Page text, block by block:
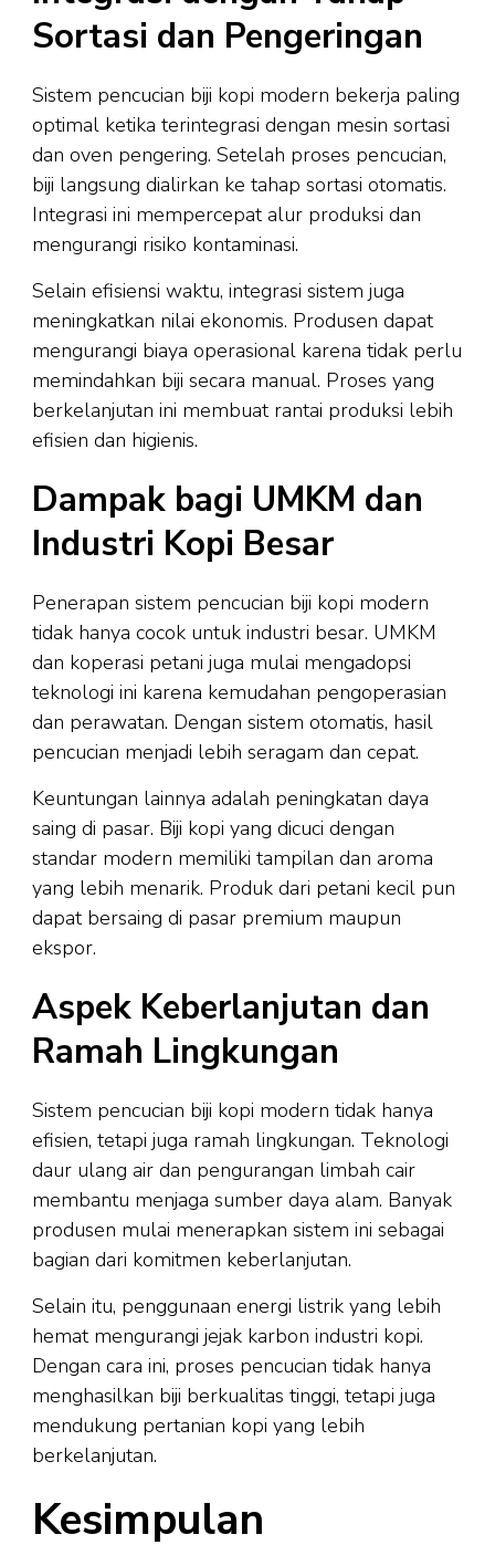
Sortasi dan Pengeringan
Sistem pencucian biji kopi modern bekerja paling
optimal ketika terintegrasi dengan mesin sortasi
dan oven pengering. Setelah proses pencucian,
biji langsung dialirkan ke tahap sortasi otomatis.
Integrasi ini mempercepat alur produksi dan
mengurangi risiko kontaminasi.
Selain efisiensi waktu, integrasi sistem juga
meningkatkan nilai ekonomis. Produsen dapat
mengurangi biaya operasional karena tidak perlu
memindahkan biji secara manual. Proses yang
berkelanjutan ini membuat rantai produksi lebih
efisien dan higienis.
Dampak bagi UMKM dan
Industri Kopi Besar
Penerapan sistem pencucian biji kopi modern
tidak hanya cocok untuk industri besar. UMKM
dan koperasi petani juga mulai mengadopsi
teknologi ini karena kemudahan pengoperasian
dan perawatan. Dengan sistem otomatis, hasil
pencucian menjadi lebih seragam dan cepat.
Keuntungan lainnya adalah peningkatan daya
saing di pasar. Biji kopi yang dicuci dengan
standar modern memiliki tampilan dan aroma
yang lebih menarik. Produk dari petani kecil pun
dapat bersaing di pasar premium maupun
ekspor.
Aspek Keberlanjutan dan
Ramah Lingkungan
Sistem pencucian biji kopi modern tidak hanya
efisien, tetapi juga ramah lingkungan. Teknologi
daur ulang air dan pengurangan limbah cair
membantu menjaga sumber daya alam. Banyak
produsen mulai menerapkan sistem ini sebagai
bagian dari komitmen keberlanjutan.
Selain itu, penggunaan energi listrik yang lebih
hemat mengurangi jejak karbon industri kopi.
Dengan cara ini, proses pencucian tidak hanya
menghasilkan biji berkualitas tinggi, tetapi juga
mendukung pertanian kopi yang lebih
berkelanjutan.
Kesimpulan